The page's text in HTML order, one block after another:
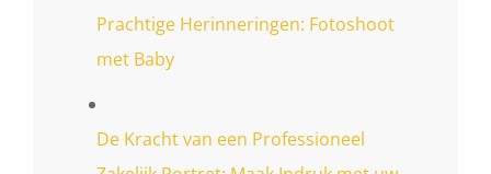
Prachtige Herinneringen: Fotoshoot
met Baby
De Kracht van een Professioneel